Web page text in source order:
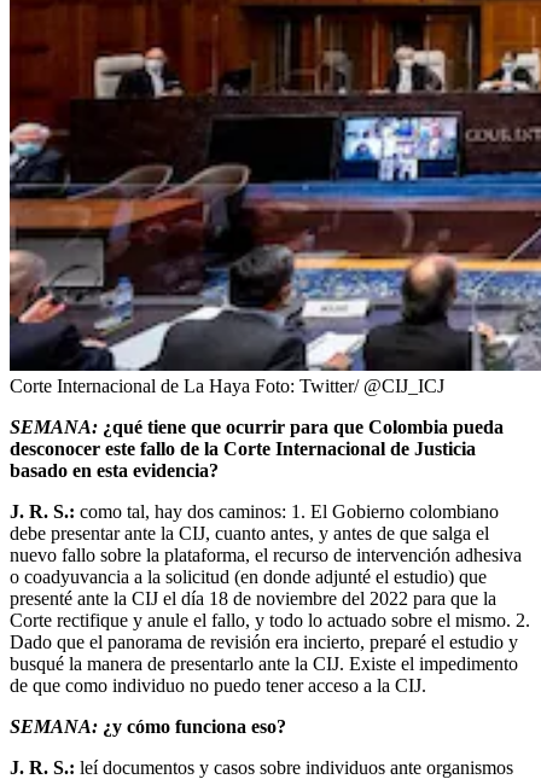
Corte Internacional de La Haya Foto: Twitter/ @CIJ_ICJ
SEMANA: ¿qué tiene que ocurrir para que Colombia pueda
desconocer este fallo de la Corte Internacional de Justicia
basado en esta evidencia?
J. R. S.: como tal, hay dos caminos: 1. El Gobierno colombiano
debe presentar ante la CIJ, cuanto antes, y antes de que salga el
nuevo fallo sobre la plataforma, el recurso de intervención adhesiva
o coadyuvancia a la solicitud (en donde adjunté el estudio) que
presenté ante la CIJ el día 18 de noviembre del 2022 para que la
Corte rectifique y anule el fallo, y todo lo actuado sobre el mismo. 2.
Dado que el panorama de revisión era incierto, preparé el estudio y
busqué la manera de presentarlo ante la CIJ. Existe el impedimento
de que como individuo no puedo tener acceso a la CIJ.
SEMANA: ¿y cómo funciona eso?
J. R. S.: leí documentos y casos sobre individuos ante organismos